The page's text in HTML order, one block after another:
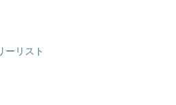
ーリスト